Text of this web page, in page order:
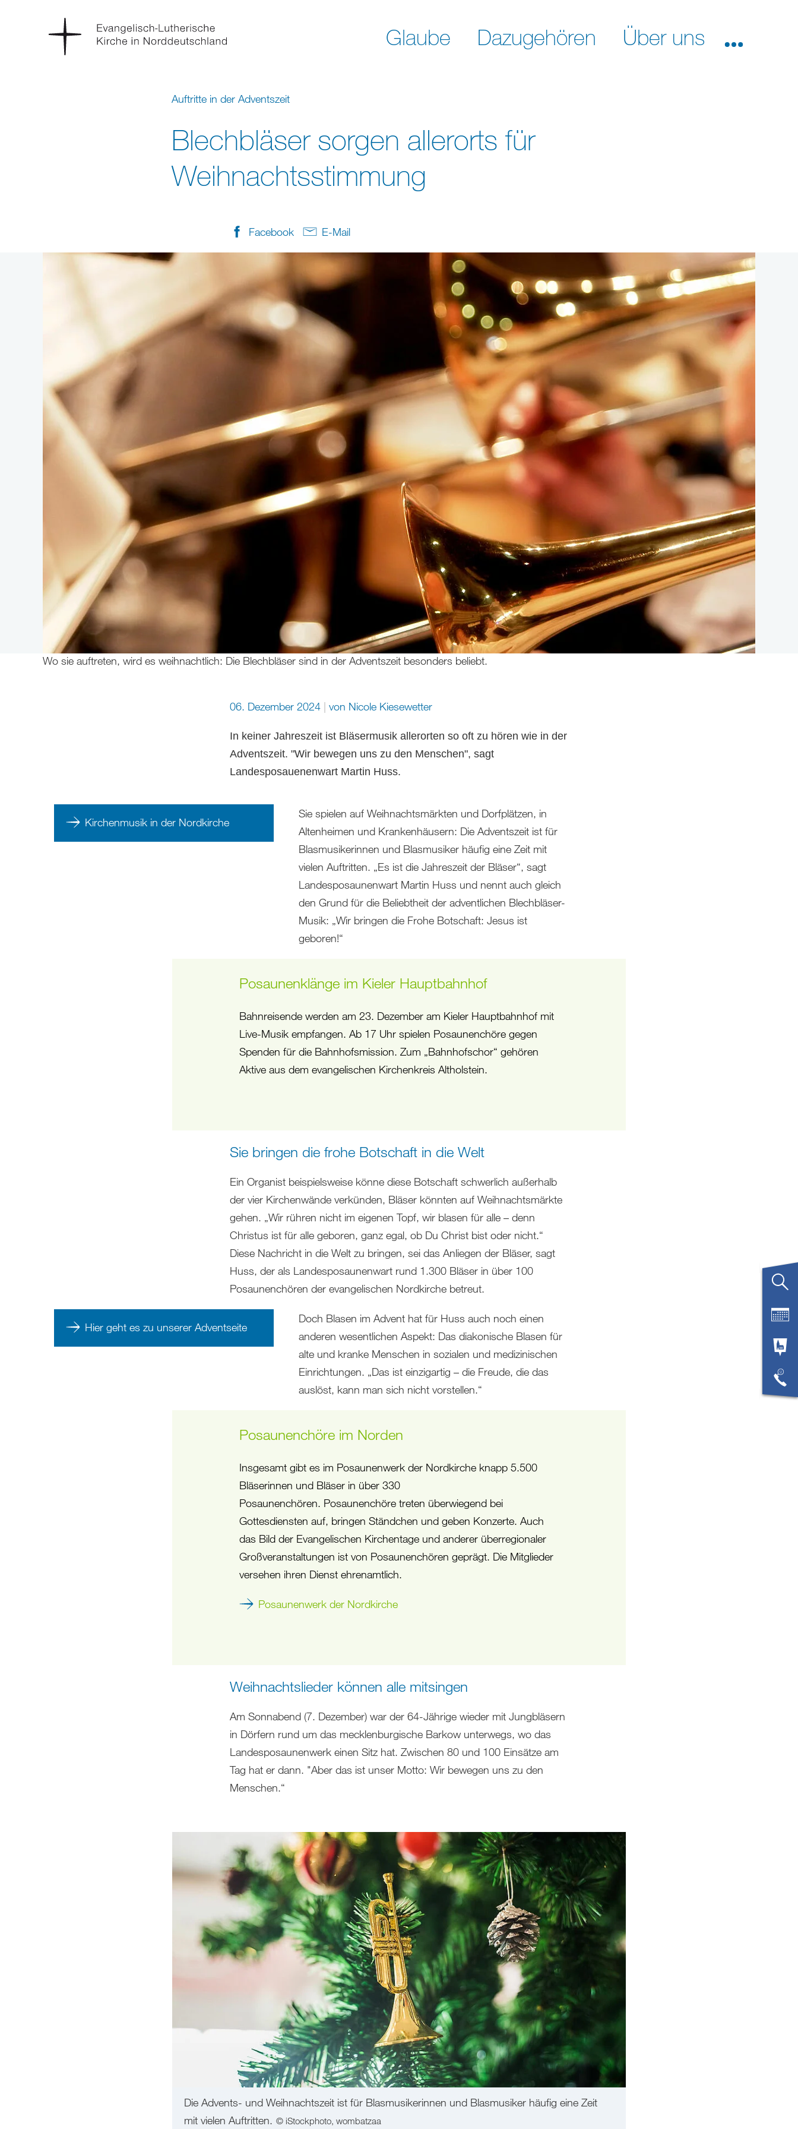
Glaube Dazugehören Über uns
Auftritte in der Adventszeit
Blechbläser sorgen allerorts für
Weihnachtsstimmung
Facebook E-Mail
Wo sie auftreten, wird es weihnachtlich: Die Blechbläser sind in der Adventszeit besonders beliebt.
06. Dezember 2024 von Nicole Kiesewetter
In keiner Jahreszeit ist Bläsermusik allerorten so oft zu hören wie in der
Adventszeit. "Wir bewegen uns zu den Menschen", sagt
Landesposauenenwart Martin Huss.
Kirchenmusik in der Nordkirche
Sie spielen auf Weihnachtsmärkten und Dorfplätzen, in
Altenheimen und Krankenhäusern: Die Adventszeit ist für
Blasmusikerinnen und Blasmusiker häufig eine Zeit mit
vielen Auftritten. „Es ist die Jahreszeit der Bläser“, sagt
Landesposaunenwart Martin Huss und nennt auch gleich
den Grund für die Beliebtheit der adventlichen Blechbläser-
Musik: „Wir bringen die Frohe Botschaft: Jesus ist
geboren!“
Posaunenklänge im Kieler Hauptbahnhof
Bahnreisende werden am 23. Dezember am Kieler Hauptbahnhof mit
Live-Musik empfangen. Ab 17 Uhr spielen Posaunenchöre gegen
Spenden für die Bahnhofsmission. Zum „Bahnhofschor“ gehören
Aktive aus dem evangelischen Kirchenkreis Altholstein.
Sie bringen die frohe Botschaft in die Welt
Ein Organist beispielsweise könne diese Botschaft schwerlich außerhalb
der vier Kirchenwände verkünden, Bläser könnten auf Weihnachtsmärkte
gehen. „Wir rühren nicht im eigenen Topf, wir blasen für alle – denn
Christus ist für alle geboren, ganz egal, ob Du Christ bist oder nicht.“
Diese Nachricht in die Welt zu bringen, sei das Anliegen der Bläser, sagt
Huss, der als Landesposaunenwart rund 1.300 Bläser in über 100
Posaunenchören der evangelischen Nordkirche betreut.
Hier geht es zu unserer Adventseite
Doch Blasen im Advent hat für Huss auch noch einen
anderen wesentlichen Aspekt: Das diakonische Blasen für
alte und kranke Menschen in sozialen und medizinischen
Einrichtungen. „Das ist einzigartig – die Freude, die das
auslöst, kann man sich nicht vorstellen.“
Posaunenchöre im Norden
Insgesamt gibt es im Posaunenwerk der Nordkirche knapp 5.500
Bläserinnen und Bläser in über 330
Posaunenchören. Posaunenchöre treten überwiegend bei
Gottesdiensten auf, bringen Ständchen und geben Konzerte. Auch
das Bild der Evangelischen Kirchentage und anderer überregionaler
Großveranstaltungen ist von Posaunenchören geprägt. Die Mitglieder
versehen ihren Dienst ehrenamtlich.
Posaunenwerk der Nordkirche
Weihnachtslieder können alle mitsingen
Am Sonnabend (7. Dezember) war der 64-Jährige wieder mit Jungbläsern
in Dörfern rund um das mecklenburgische Barkow unterwegs, wo das
Landesposaunenwerk einen Sitz hat. Zwischen 80 und 100 Einsätze am
Tag hat er dann. "Aber das ist unser Motto: Wir bewegen uns zu den
Menschen.“
Die Advents- und Weihnachtszeit ist für Blasmusikerinnen und Blasmusiker häufig eine Zeit
mit vielen Auftritten. © iStockphoto, wombatzaa